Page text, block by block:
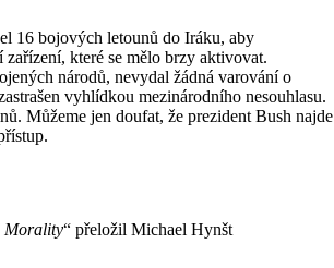
16 bojových letounů do Iráku, aby
které se mělo brzy aktivovat.
národů, nevydal žádná varování o
vyhlídkou mezinárodního nesouhlasu.
Můžeme jen doufat, že prezident Bush najde
Morality“ přeložil Michael Hynšt